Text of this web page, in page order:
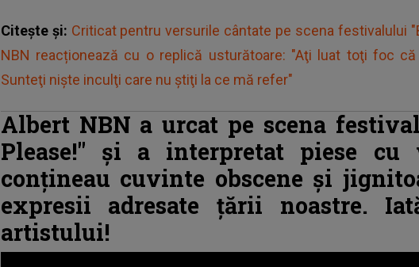
Citește și: Criticat pentru versurile cântate pe scena festivalului
NBN reacționează cu o replică usturătoare: "Aţi luat toţi foc
Sunteţi nişte inculţi care nu ştiţi la ce mă refer"
Albert NBN a urcat pe scena
Please!" și a interpretat piese cu
conțineau cuvinte obscene și
expresii adresate țării noastre.
artistului!